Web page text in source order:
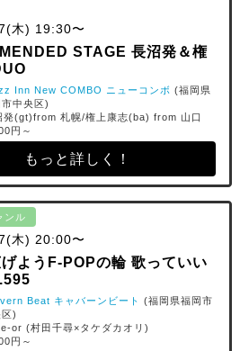
木) 19:30〜
STAGE 長沼発＆権
Inn New COMBO ニューコンボ (福岡県
中央区)
(gt)from 札幌/権上康志(ba) from 山口
円～
もっと詳しく！
ンル
木) 20:00〜
ようF-POPの輪 歌っていい
Beat キャバーンビート (福岡県福岡市
)
or (村田千尋×タケダカオリ)
円～